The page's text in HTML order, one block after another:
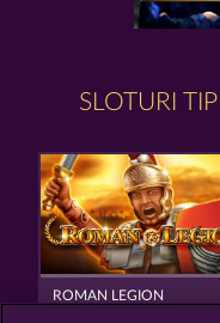
SLOTURI
ROMAN LEGION